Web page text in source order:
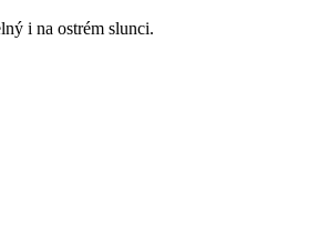
i na ostrém slunci.